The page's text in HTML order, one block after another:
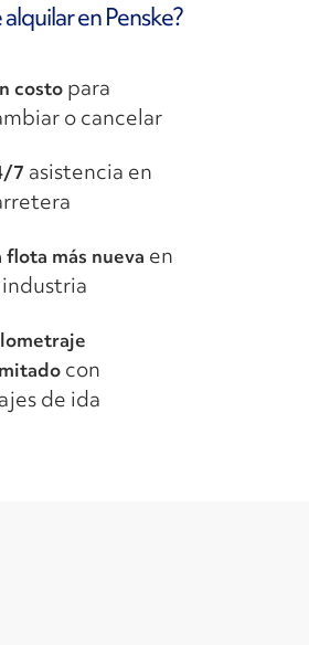
en Penske?
costo para
o cancelar
7 asistencia en
flota más nueva en
con
de ida